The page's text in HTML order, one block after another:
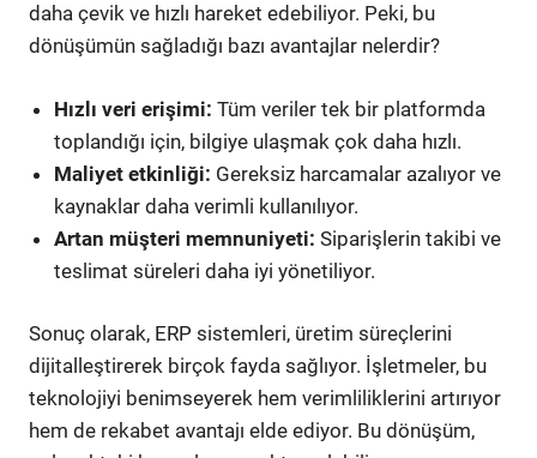
daha çevik ve hızlı hareket edebiliyor. Peki, bu
dönüşümün sağladığı bazı avantajlar nelerdir?
Hızlı veri erişimi: Tüm veriler tek bir platformda
toplandığı için, bilgiye ulaşmak çok daha hızlı.
Maliyet etkinliği: Gereksiz harcamalar azalıyor ve
kaynaklar daha verimli kullanılıyor.
Artan müşteri memnuniyeti: Siparişlerin takibi ve
teslimat süreleri daha iyi yönetiliyor.
Sonuç olarak, ERP sistemleri, üretim süreçlerini
dijitalleştirerek birçok fayda sağlıyor. İşletmeler, bu
teknolojiyi benimseyerek hem verimliliklerini artırıyor
hem de rekabet avantajı elde ediyor. Bu dönüşüm,